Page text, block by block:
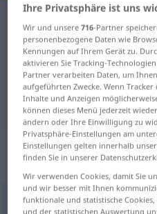
Schwedisch-
für "avguda"
"avguda"
„avguda“:
transitives
avguda [˅ɑːvgʉːda]v/t <1>
Ihre Privatsphäre ist uns
Wir und unsere716-Partner
personenbezogene Daten wie
Kennungen auf Ihrem Gerät zu.
aktivieren Sie Tracking-
Partner verarbeiten Daten, um
aufgeführten Zwecke. Wenn
Inhalte und Anzeigen
können dieses Menü jederzeit
ändern oder Ihre Einwilligung zu
Privatsphäre-Einstellungen am
Einstellungen gelten innerhalb
finden Sie in unserer
Wir verwenden Cookies, damit Sie
und wir besser mit Ihnen
funktionale und statistische
und der statistischen Auswertung